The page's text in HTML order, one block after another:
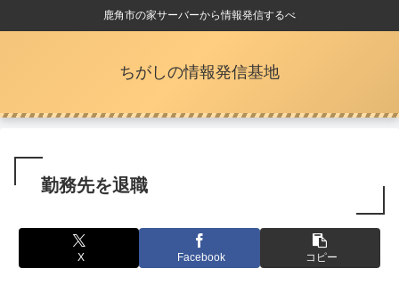
鹿角市の家サーバーから情報発信するべ
ちがしの情報発信基地
勤務先を退職
X Facebook コピー